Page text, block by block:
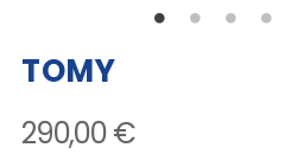
TOMY
290,00 €